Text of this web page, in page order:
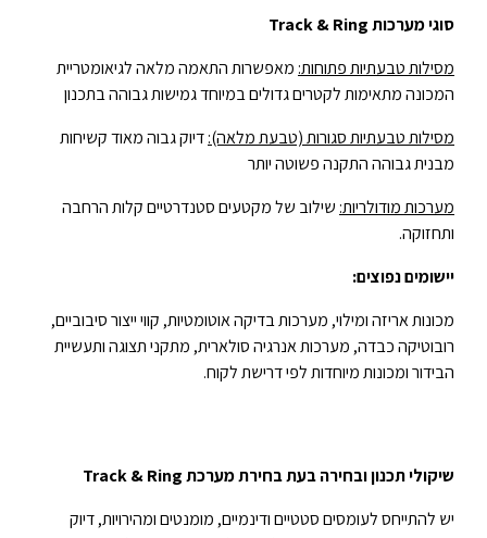
סוגי מערכות
מסילות טבעתיות פתוחות: מאפשרות התאמה מלאה לגיאומטריית
המכונה מתאימות לקטרים גדולים במיוחד גמישות גבוהה בתכנון
מסילות טבעתיות סגורות (טבעת מלאה):דיוק גבוה מאוד קשיחות
מבנית גבוהה התקנה פשוטה יותר
מערכות מודולריות: שילוב של מקטעים סטנדרטיים קלות הרחבה
ותחזוקה.
יישומים נפוצים:
מכונות אריזה ומילוי, מערכות בדיקה אוטומטיות, קווי ייצור סיבוביים,
רובוטיקה כבדה, מערכות אנרגיה סולארית, מתקני תצוגה ותעשיית
הבידור ומכונות מיוחדות לפי דרישת לקוח.
שיקולי תכנון ובחירה בעת בחירת מערכת
יש להתייחס לעומסים סטטיים ודינמיים, מומנטים ומהירויות, דיוק